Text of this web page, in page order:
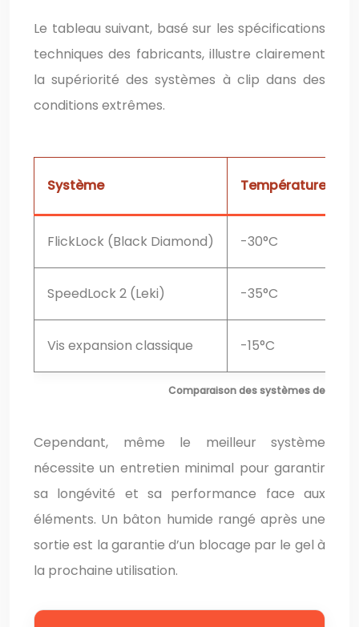
Le tableau suivant, basé sur les spécifications
techniques des fabricants, illustre clairement
la supériorité des systèmes à clip dans des
conditions extrêmes.
Comparaison des systèmes de
Système Température
FlickLock (Black Diamond) -30°C
SpeedLock 2 (Leki) -35°C
Vis expansion classique -15°C
Cependant, même le meilleur système
nécessite un entretien minimal pour garantir
sa longévité et sa performance face aux
éléments. Un bâton humide rangé après une
sortie est la garantie d’un blocage par le gel à
la prochaine utilisation.